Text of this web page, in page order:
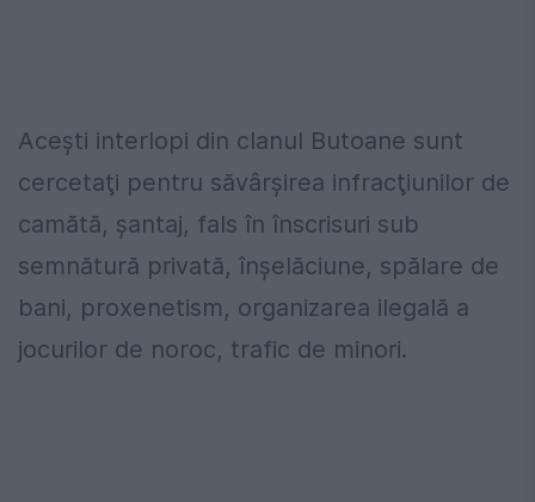
Aceşti interlopi din clanul Butoane sunt
cercetaţi pentru săvârşirea infracţiunilor de
camătă, șantaj, fals în înscrisuri sub
semnătură privată, înșelăciune, spălare de
bani, proxenetism, organizarea ilegală a
jocurilor de noroc, trafic de minori.